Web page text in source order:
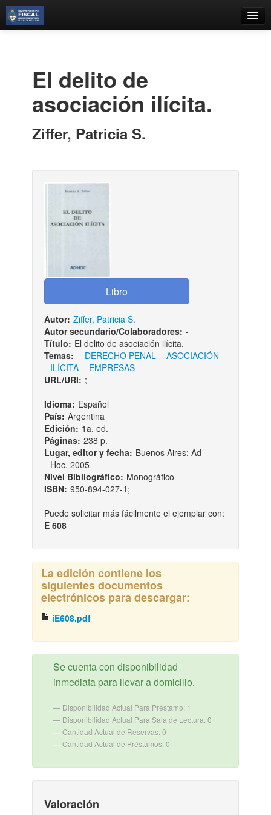
Estantes Virtuales
Iniciar sesión
El delito de
asociación ilícita.
Ziffer, Patricia S.
Autor: Ziffer, Patricia S.
Autor secundario/Colaboradores: -
Título: El delito de asociación ilícita.
Temas: - DERECHO PENAL- ASOCIACIÓN
ILÍCITA- EMPRESAS
URL/URI: ;
Idioma: Español
País: Argentina
Edición: 1a. ed.
Páginas: 238 p.
Lugar, editor y fecha: Buenos Aires: Ad-
Hoc, 2005
Nivel Bibliográfico: Monográfico
ISBN: 950-894-027-1;
Puede solicitar más fácilmente el ejemplar con:
E 608
La edición contiene los
siguientes documentos
electrónicos para descargar:
iE608.pdf
Se cuenta con disponibilidad
inmediata para llevar a domicilio.
Disponibilidad Actual Para Préstamo: 1
Disponibilidad Actual Para Sala de Lectura: 0
Cantidad Actual de Reservas: 0
Cantidad Actual de Préstamos: 0
Valoración